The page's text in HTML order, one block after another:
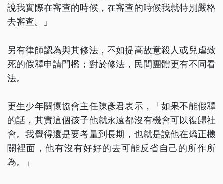
說我實際在審查的時候，在審查的時候我就特別嚴格
去審查。」
另有律師認為與其修法，不如提高故意殺人或兒虐致
死的假釋申請門檻；對於修法，民間團體更有不同看
法。
更生少年關懷協會主任陳彥君表示，「如果不能假釋
的話，其實這個孩子他就永遠都沒有機會可以復歸社
會。我覺得還是要考量到長期，也就是說他在矯正機
關裡面，他有沒有好好的去可能反省自己的所作所
為。」